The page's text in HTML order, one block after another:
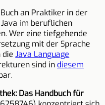
an Praktiker in der
im beruflichen
Wer eine tiefgehende
mit der Sprache
die Java Language
sind in diesem
Das Handbuch für